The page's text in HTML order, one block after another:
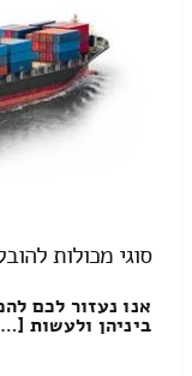
סוגי מכולות
אנו נעזור לכם
ביניהן ולעשות